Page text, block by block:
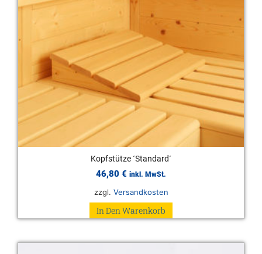
Kopfstütze ´Standard´
46,80 € inkl. MwSt.
zzgl. Versandkosten
In Den Warenkorb